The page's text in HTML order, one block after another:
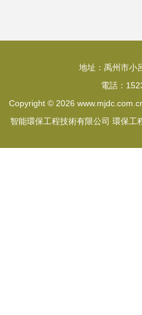
地址：禹州市小
電話：
Copyright © 2026
智能環保工程技術有限公司 環保工